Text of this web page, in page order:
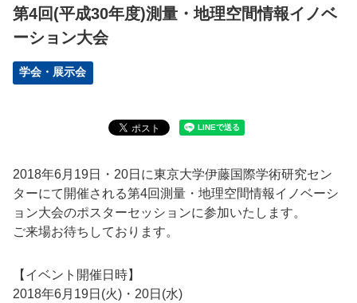
第4回(平成30年度)測量・地理空間情報イノベ
ーション大会
学会・展示会
2018年6月19日・20日に東京大学伊藤国際学術研究セン
ターにて開催される第4回測量・地理空間情報イノベーシ
ョン大会のポスターセッションに参加いたします。
ご来場お待ちしております。
【イベント開催日時】
2018年6月19日(火)・20日(水)